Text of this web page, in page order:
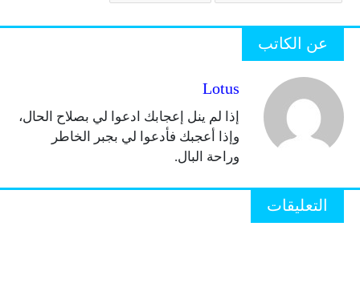
عن الكاتب
Lotus
إذا لم ينل إعجابك ادعوا لي بصلاح الحال،
وإذا أعجبك فأدعوا لي بجبر الخاطر
وراحة البال.
التعليقات